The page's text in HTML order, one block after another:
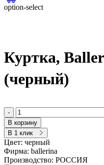
option-select
Куртка,
(черный)
-
В корзину
В 1 клик
Цвет: черный
Фирма: ballerina
Производство: РОССИЯ